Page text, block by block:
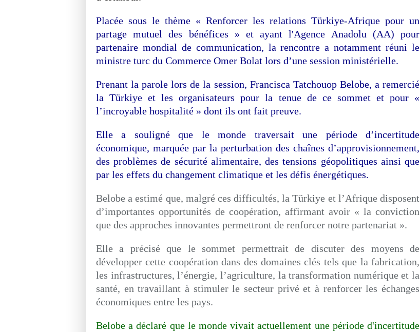
Placée sous le thème « Renforcer les relations Türkiye-Afrique pour un
partage mutuel des bénéfices » et ayant l'Agence Anadolu (AA) pour
partenaire mondial de communication, la rencontre a notamment réuni le
ministre turc du Commerce Omer Bolat lors d’une session ministérielle.
Prenant la parole lors de la session, Francisca Tatchouop Belobe, a remercié
la Türkiye et les organisateurs pour la tenue de ce sommet et pour «
l’incroyable hospitalité » dont ils ont fait preuve.
Elle a souligné que le monde traversait une période d’incertitude
économique, marquée par la perturbation des chaînes d’approvisionnement,
des problèmes de sécurité alimentaire, des tensions géopolitiques ainsi que
par les effets du changement climatique et les défis énergétiques.
Belobe a estimé que, malgré ces difficultés, la Türkiye et l’Afrique disposent
d’importantes opportunités de coopération, affirmant avoir « la conviction
que des approches innovantes permettront de renforcer notre partenariat ».
Elle a précisé que le sommet permettrait de discuter des moyens de
développer cette coopération dans des domaines clés tels que la fabrication,
les infrastructures, l’énergie, l’agriculture, la transformation numérique et la
santé, en travaillant à stimuler le secteur privé et à renforcer les échanges
économiques entre les pays.
Belobe a déclaré que le monde vivait actuellement une période d'incertitude